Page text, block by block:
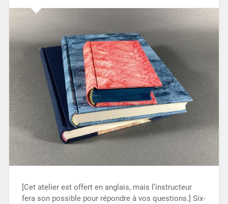
[Cet atelier est offert en anglais, mais l’instructeur
fera son possible pour répondre à vos questions.] Six-